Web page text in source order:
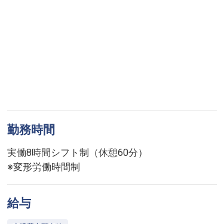
勤務時間
実働8時間シフト制（休憩60分）
※変形労働時間制
給与